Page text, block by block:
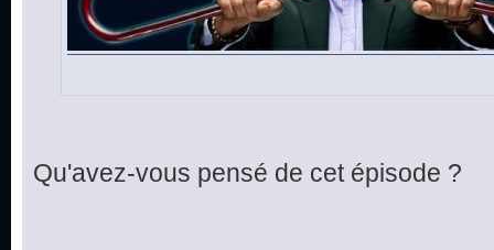
Qu'avez-vous pensé de cet épisode ?